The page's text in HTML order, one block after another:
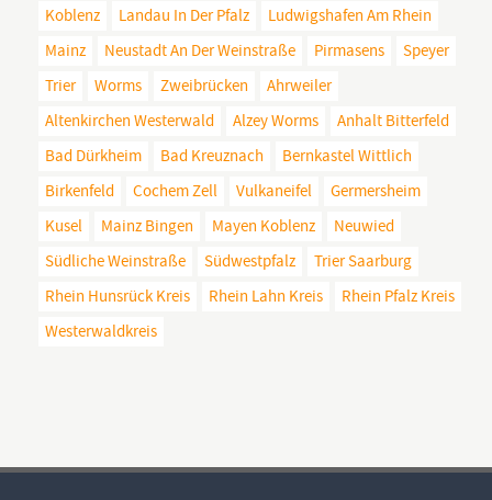
Koblenz
Landau In Der Pfalz
Ludwigshafen Am Rhein
Mainz
Neustadt An Der Weinstraße Pirmasens
Speyer
Trier
Worms Zweibrücken
Ahrweiler
Altenkirchen Westerwald
Alzey Worms
Anhalt Bitterfeld
Bad Dürkheim
Bad Kreuznach
Bernkastel Wittlich
Birkenfeld
Cochem Zell Vulkaneifel
Germersheim
Kusel
Mainz Bingen Mayen Koblenz
Neuwied
Südliche Weinstraße
Südwestpfalz
Trier Saarburg
Rhein Hunsrück Kreis
Rhein Lahn Kreis
Rhein Pfalz Kreis
Westerwaldkreis